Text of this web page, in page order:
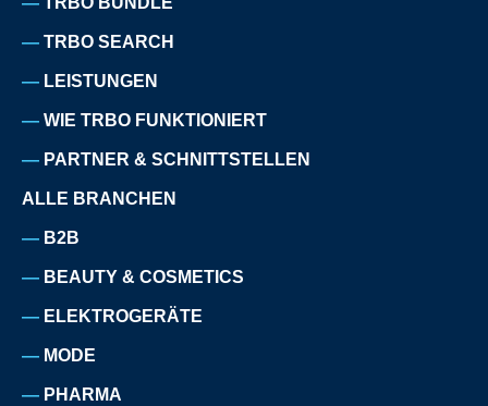
TRBO SEARCH
LEISTUNGEN
WIE TRBO FUNKTIONIERT
PARTNER & SCHNITTSTELLEN
ALLE BRANCHEN
B2B
BEAUTY & COSMETICS
ELEKTROGERÄTE
MODE
PHARMA